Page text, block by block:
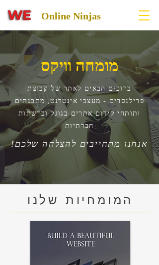
Online Ninjas
מומחה וויקס
ברוכים הבאים לאתר של קבוצת
פרילנסרים - מעצבי אינטרנט, מתכנתים
ותותחי קידום אתרים בגוגל וברשתות
חברתיות
!אנחנו מתחייבים להצלחה שלכם
המומחיות שלנו